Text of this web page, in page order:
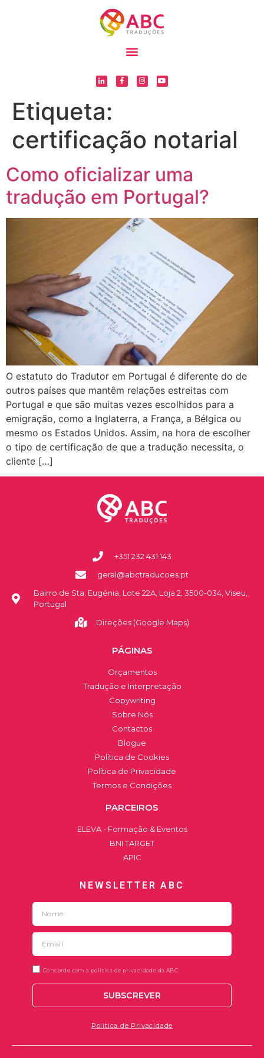
Etiqueta:
certificação notarial
Como oficializar uma
tradução em Portugal?
O estatuto do Tradutor em Portugal é diferente do de
outros países que mantêm relações estreitas com
Portugal e que são muitas vezes escolhidos para a
emigração, como a Inglaterra, a França, a Bélgica ou
mesmo os Estados Unidos. Assim, na hora de escolher
o tipo de certificação de que a tradução necessita, o
cliente […]
+351 232 431 143
geral@abctraducoes.pt
Bairro de Sta. Eugénia, Lote 22A, Loja 2, 3500-034, Viseu,
Portugal
Direções (Google Maps)
PÁGINAS
Orçamentos
Tradução e Interpretação
Copywriting
Sobre Nós
Contactos
Blogue
Política de Cookies
Política de Privacidade
Termos e Condições
PARCEIROS
ELEVA - Formação & Eventos
BNI TARGET
APIC
NEWSLETTER ABC
Concordo com a política de privacidade da ABC.
SUBSCREVER
Politica de Privacidade